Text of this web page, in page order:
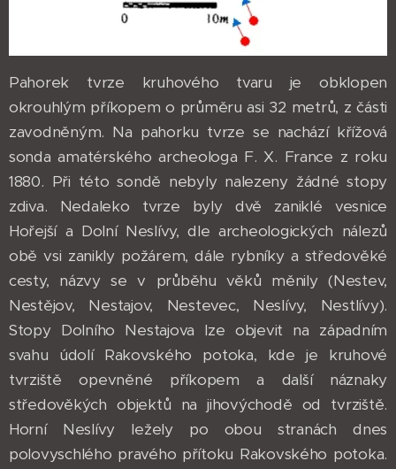
Pahorek tvrze kruhového tvaru je obklopen
okrouhlým příkopem o průměru asi 32 metrů, z části
zavodněným. Na pahorku tvrze se nachází křížová
sonda amatérského archeologa F. X. France z roku
1880. Při této sondě nebyly nalezeny žádné stopy
zdiva. Nedaleko tvrze byly dvě zaniklé vesnice
Hořejší a Dolní Neslívy, dle archeologických nálezů
obě vsi zanikly požárem, dále rybníky a středověké
cesty, názvy se v průběhu věků měnily (Nestev,
Nestějov, Nestajov, Nestevec, Neslívy, Nestlívy).
Stopy Dolního Nestajova lze objevit na západním
svahu údolí Rakovského potoka, kde je kruhové
tvrziště opevněné příkopem a další náznaky
středověkých objektů na jihovýchodě od tvrziště.
Horní Neslívy ležely po obou stranách dnes
polovyschlého pravého přítoku Rakovského potoka.